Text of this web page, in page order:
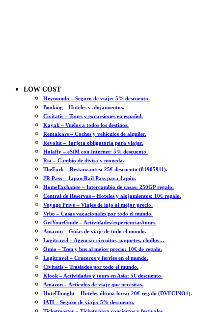
LOW COST
Heymondo – Seguro de viaje: 5% descuento.
Booking – Hoteles y alojamientos.
Civitatis – Tours y excursiones en español.
Kayak – Vuelos a todos los destinos.
Rentalcars – Coches y vehículos de alquiler.
Revolut – Tarjeta obligatoria para viajar.
Holafly – eSIM con Internet: 5% descuento.
Ria – Cambio de divisa y moneda.
TheFork – Restaurantes: 25€ descuento (81905911).
JR Pass – Japan Rail Pass para Japón.
HomeExchange – Intercambio de casas: 250GP regalo.
Central de Reservas – Hoteles y alojamientos: 10€ regalo.
Voyage Privé – Viajes de lujo al mejor precio.
Vrbo – Casas vacacionales por todo el mundo.
GetYourGuide – Actividades/experiencias/tours.
Amazon – Guías de viaje de todo el mundo.
Logitravel – Agencia: circuitos, paquetes, chollos…
Omio – Tren y bus al mejor precio: 10€ de regalo.
Logitravel – Cruceros y ferries en el mundo.
Civitatis – Traslados por todo el mundo.
Klook – Actividades y tours en Asia: 5€ descuento.
Amazon – Artículos de viaje que necesitas.
HotelTonight – Hoteles última hora: 20€ regalo (DVECINO1).
IATI – Seguro de viaje: 5% descuento.